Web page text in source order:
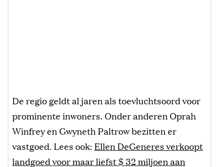
De regio geldt al jaren als toevluchtsoord voor
prominente inwoners. Onder anderen Oprah
Winfrey en Gwyneth Paltrow bezitten er
vastgoed. Lees ook: Ellen DeGeneres verkoopt
landgoed voor maar liefst $ 32 miljoen aan